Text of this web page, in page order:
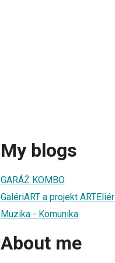
My blogs
GARÁŽ KOMBO
GalériART a projekt ARTEliér
Muzika - Komunika
About me